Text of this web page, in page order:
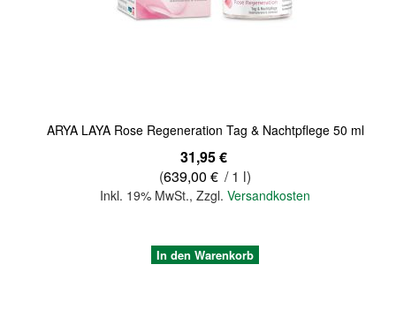
ARYA LAYA Rose Regeneration Tag & Nachtpflege 50 ml
31,95 €
(639,00 € / 1 l)
Inkl. 19% MwSt.,Zzgl.Versandkosten
In den Warenkorb